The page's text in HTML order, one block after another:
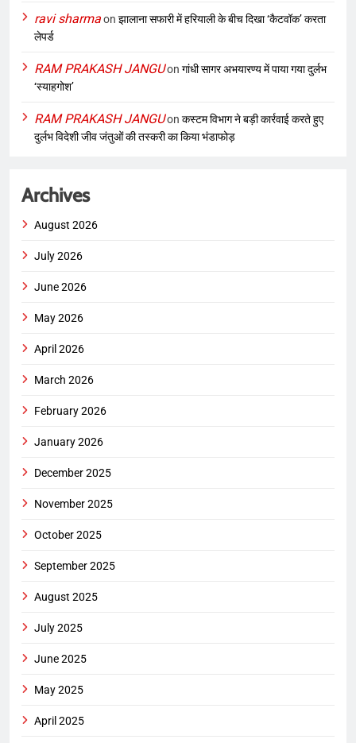
ravi sharmaon झालाना सफारी में हरियाली के बीच दिखा ‘कैटवॉक’ करता
लेपर्ड
RAM PRAKASH JANGUon गांधी सागर अभयारण्य में पाया गया दुर्लभ
‘स्याहगोश’
RAM PRAKASH JANGUon कस्टम विभाग ने बड़ी कार्रवाई करते हुए
दुर्लभ विदेशी जीव जंतुओं की तस्करी का किया भंडाफोड़
Archives
August 2026
July 2026
June 2026
May 2026
April 2026
March 2026
February 2026
January 2026
December 2025
November 2025
October 2025
September 2025
August 2025
July 2025
June 2025
May 2025
April 2025